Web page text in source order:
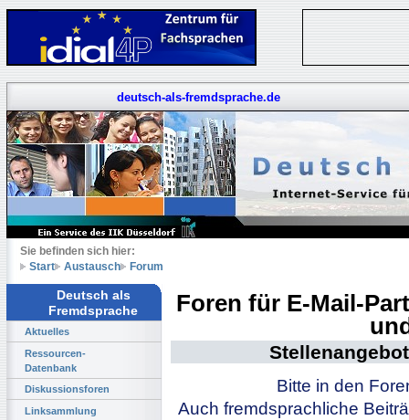
deutsch-als-fremdsprache.de
Sie befinden sich hier:
Start
Austausch Forum
Deutsch als
Fremdsprache
Aktuelles
Ressourcen-
Datenbank
Diskussionsforen
Linksammlung
Foren für E-Mail-
Bitte in den
Auch fremdsprachliche